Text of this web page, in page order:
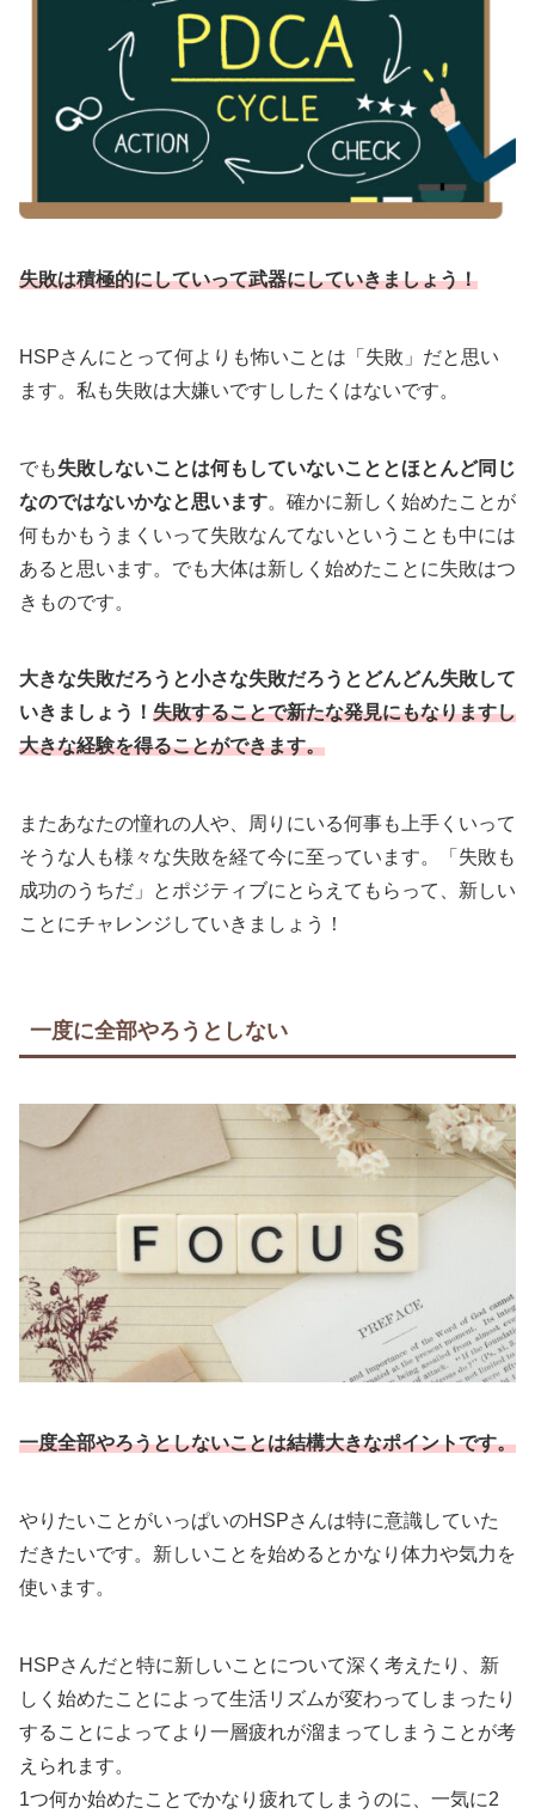
失敗は積極的にしていって武器にしていきましょう！
HSPさんにとって何よりも怖いことは「失敗」だと思い
ます。私も失敗は大嫌いですししたくはないです。
でも失敗しないことは何もしていないこととほとんど同じ
なのではないかなと思います。確かに新しく始めたことが
何もかもうまくいって失敗なんてないということも中には
あると思います。でも大体は新しく始めたことに失敗はつ
きものです。
大きな失敗だろうと小さな失敗だろうとどんどん失敗して
いきましょう！ 失敗することで新たな発見にもなりますし
大きな経験を得ることができます。
またあなたの憧れの人や、周りにいる何事も上手くいって
そうな人も様々な失敗を経て今に至っています。「失敗も
成功のうちだ」とポジティブにとらえてもらって、新しい
ことにチャレンジしていきましょう！
一度に全部やろうとしない
一度全部やろうとしないことは結構大きなポイントです。
やりたいことがいっぱいのHSPさんは特に意識していた
だきたいです。新しいことを始めるとかなり体力や気力を
使います。
HSPさんだと特に新しいことについて深く考えたり、新
しく始めたことによって生活リズムが変わってしまったり
することによってより一層疲れが溜まってしまうことが考
えられます。
1つ何か始めたことでかなり疲れてしまうのに、一気に2